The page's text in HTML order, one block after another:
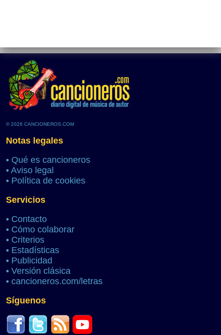
© 2026 CANCIONEROS.COM
Notas legales
• Qué es cancioneros
• Aviso legal
• Política de cookies
Servicios
• Contacto
• Cómo colaborar
• Criterios
• Estadísticas
• Publicidad
• Versión clásica
• cancioneros.com/letras
Síguenos